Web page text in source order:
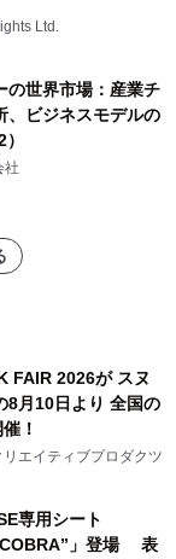
Ltd.
の世界市場：産業チ
、ビジネスモデルの
社
FAIR 2026が スヌ
8月10日より 全国の
！
エイティブプロダクツ
専用シート
」登場 表